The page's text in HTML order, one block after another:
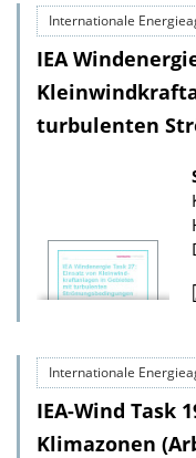
l
l
Internationale
IEA
turbulenten
l
Internationale
IEA-Wind Task
Klimazonen